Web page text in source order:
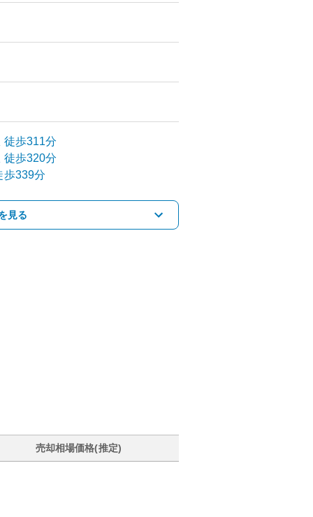
徒歩311分
徒歩320分
339分
見る
売却相場価格(推定)